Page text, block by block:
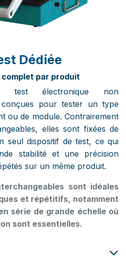
Dédiée
complet par produit
test électronique non
conçues pour tester un type
ou de module. Contrairement
elles sont fixées de
seul dispositif de test, ce qui
stabilité et une précision
sur un même produit.
sont idéales
et répétitifs, notamment
série de grande échelle où
sont essentielles.